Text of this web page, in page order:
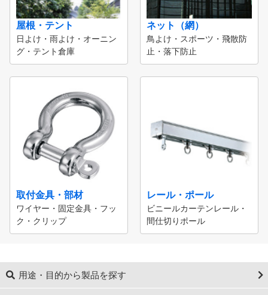
屋根・テント
日よけ・雨よけ・オーニン
グ・テント倉庫
ネット（網）
鳥よけ・スポーツ・飛散防
止・落下防止
取付金具・部材
ワイヤー・固定金具・フッ
ク・クリップ
レール・ポール
ビニールカーテンレール・
間仕切りポール
用途・目的から製品を探す